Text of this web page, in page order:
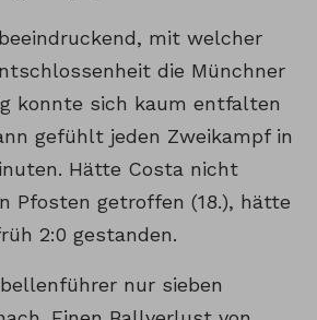
mit welcher
die Münchner
konnte sich kaum entfalten
gefühlt jeden Zweikampf in
Hätte Costa nicht
Pfosten getroffen (18.), hätte
2:0 gestanden.
nur sieben